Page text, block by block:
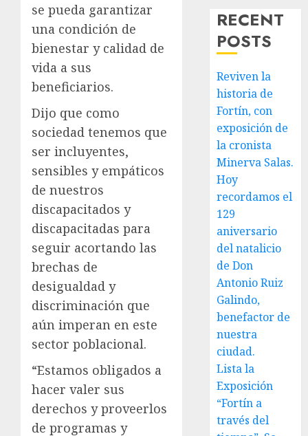
se pueda garantizar
una condición de
bienestar y calidad de
vida a sus
beneficiarios.
Dijo que como
sociedad tenemos que
ser incluyentes,
sensibles y empáticos
de nuestros
discapacitados y
discapacitadas para
seguir acortando las
brechas de
desigualdad y
discriminación que
aún imperan en este
sector poblacional.
“Estamos obligados a
hacer valer sus
derechos y proveerlos
de programas y
RECENT
POSTS
Reviven la
historia de
Fortín, con
exposición de
la cronista
Minerva Salas.
Hoy
recordamos el
129
aniversario
del natalicio
de Don
Antonio Ruiz
Galindo,
benefactor de
nuestra
ciudad.
Lista la
Exposición
“Fortín a
través del